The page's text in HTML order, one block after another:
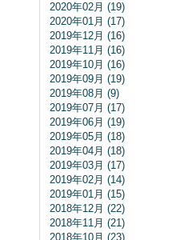
2020年02月 (19)
2020年01月 (17)
2019年12月 (16)
2019年11月 (16)
2019年10月 (16)
2019年09月 (19)
2019年08月 (9)
2019年07月 (17)
2019年06月 (19)
2019年05月 (18)
2019年04月 (18)
2019年03月 (17)
2019年02月 (14)
2019年01月 (15)
2018年12月 (22)
2018年11月 (21)
2018年10月 (23)